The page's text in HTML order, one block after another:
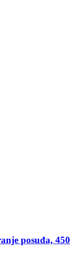
posuđa, 450